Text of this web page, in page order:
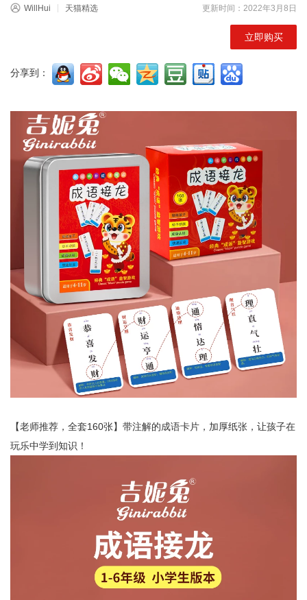
WillHui 天猫精选 更新时间：2022年3月8日
立即购买
分享到：
【老师推荐，全套160张】带注解的成语卡片，加厚纸张，让孩子在
玩乐中学到知识！